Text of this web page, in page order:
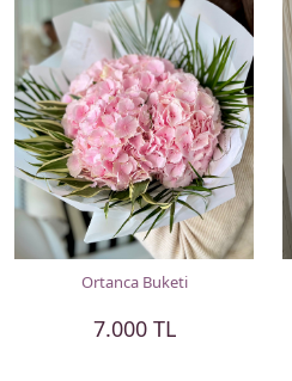
Ortanca Buketi
7.000 TL